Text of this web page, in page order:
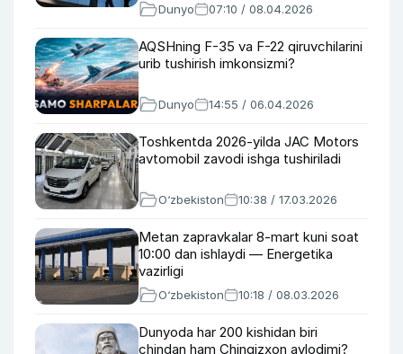
Dunyo 07:10 / 08.04.2026
AQSHning F-35 va F-22 qiruvchilarini
urib tushirish imkonsizmi?
Dunyo 14:55 / 06.04.2026
Toshkentda 2026-yilda JAC Motors
avtomobil zavodi ishga tushiriladi
O‘zbekiston 10:38 / 17.03.2026
Metan zapravkalar 8-mart kuni soat
10:00 dan ishlaydi — Energetika
vazirligi
O‘zbekiston 10:18 / 08.03.2026
Dunyoda har 200 kishidan biri
chindan ham Chingizxon avlodimi?